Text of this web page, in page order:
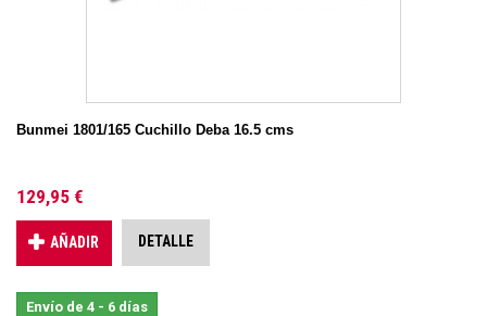
Bunmei 1801/165 Cuchillo Deba 16.5 cms
129,95 €
AÑADIR DETALLE
Envío de 4 - 6 días